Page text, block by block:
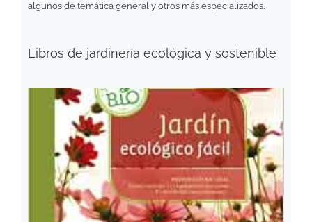
algunos de temática general y otros más especializados.
Libros de jardinería ecológica y sostenible